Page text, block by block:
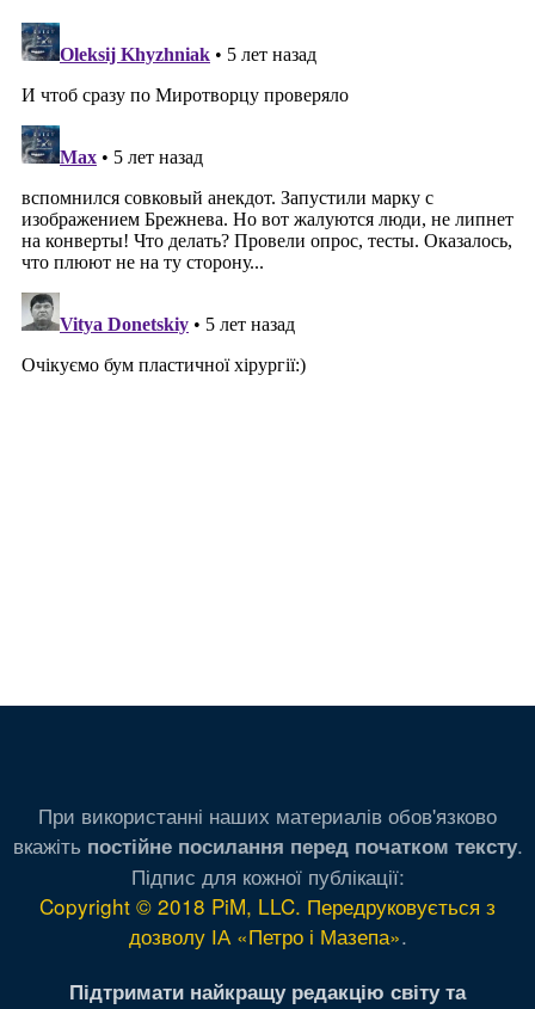
При використанні наших материалів обов'язково
вкажіть постійне посилання перед початком тексту.
Підпис для кожної публікації:
Copyright © 2018 PiM, LLC. Передруковується з
дозволу ІА «Петро і Мазепа».
Підтримати найкращу редакцію світу та